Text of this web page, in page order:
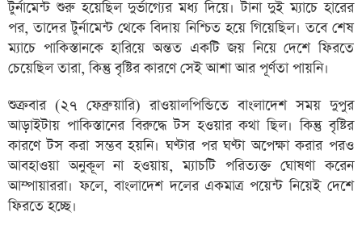
টুর্নামেন্ট শুরু হয়েছিল দুর্ভাগ্যের মধ্য দিয়ে। টানা দুই ম্যাচে হারের
পর, তাদের টুর্নামেন্ট থেকে বিদায় নিশ্চিত হয়ে গিয়েছিল। তবে শেষ
ম্যাচে পাকিস্তানকে হারিয়ে অন্তত একটি জয় নিয়ে দেশে ফিরতে
চেয়েছিল তারা, কিন্তু বৃষ্টির কারণে সেই আশা আর পূর্ণতা পায়নি।
শুক্রবার (২৭ ফেব্রুয়ারি) রাওয়ালপিন্ডিতে বাংলাদেশ সময় দুপুর
আড়াইটায় পাকিস্তানের বিরুদ্ধে টস হওয়ার কথা ছিল। কিন্তু বৃষ্টির
কারণে টস করা সম্ভব হয়নি। ঘণ্টার পর ঘণ্টা অপেক্ষা করার পরও
আবহাওয়া অনুকূল না হওয়ায়, ম্যাচটি পরিত্যক্ত ঘোষণা করেন
আম্পায়াররা। ফলে, বাংলাদেশ দলের একমাত্র পয়েন্ট নিয়েই দেশে
ফিরতে হচ্ছে।